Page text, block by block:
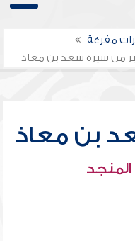
مفرغة
من سيرة سعد بن معاذ
بن معاذ